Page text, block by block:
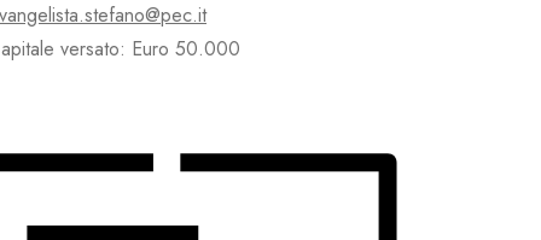
versato: Euro 50.000